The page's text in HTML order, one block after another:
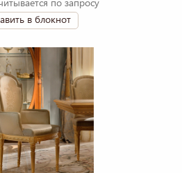
по запросу
в блокнот